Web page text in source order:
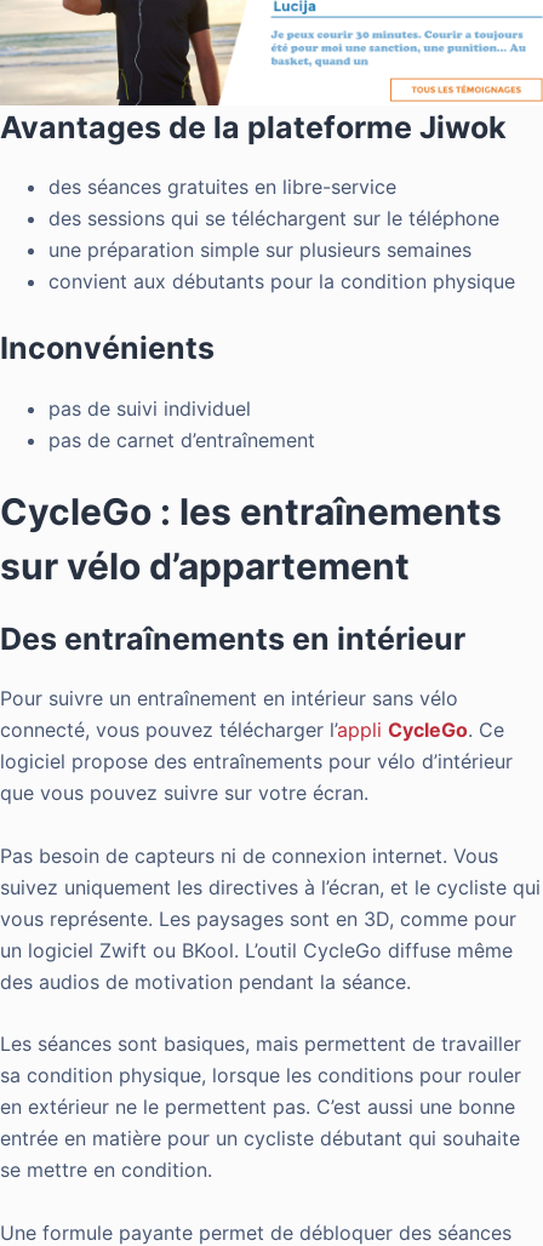
Avantages de la plateforme Jiwok
des séances gratuites en libre-service
des sessions qui se téléchargent sur le téléphone
une préparation simple sur plusieurs semaines
convient aux débutants pour la condition physique
Inconvénients
pas de suivi individuel
pas de carnet d’entraînement
CycleGo : les entraînements
sur vélo d’appartement
Des entraînements en intérieur
Pour suivre un entraînement en intérieur sans vélo
connecté, vous pouvez télécharger l’appli CycleGo. Ce
logiciel propose des entraînements pour vélo d’intérieur
que vous pouvez suivre sur votre écran.
Pas besoin de capteurs ni de connexion internet. Vous
suivez uniquement les directives à l’écran, et le cycliste qui
vous représente. Les paysages sont en 3D, comme pour
un logiciel Zwift ou BKool. L’outil CycleGo diffuse même
des audios de motivation pendant la séance.
Les séances sont basiques, mais permettent de travailler
sa condition physique, lorsque les conditions pour rouler
en extérieur ne le permettent pas. C’est aussi une bonne
entrée en matière pour un cycliste débutant qui souhaite
se mettre en condition.
Une formule payante permet de débloquer des séances